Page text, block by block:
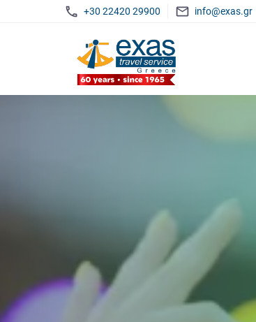
+30 22420 29900 info@exas.gr